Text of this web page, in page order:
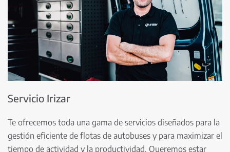
Servicio Irizar
Te ofrecemos toda una gama de servicios diseñados para la
gestión eficiente de flotas de autobuses y para maximizar el
tiempo de actividad y la productividad. Queremos estar